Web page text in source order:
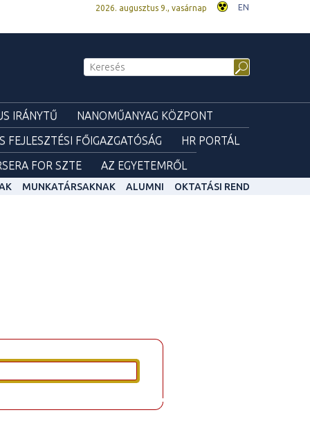
2026. augusztus 9., vasárnap EN
IRÁNYTŰ
NANOMŰANYAG KÖZPONT
FEJLESZTÉSI FŐIGAZGATÓSÁG
HR PORTÁL
FOR SZTE AZ EGYETEMRŐL
MUNKATÁRSAKNAK ALUMNI OKTATÁSI REND